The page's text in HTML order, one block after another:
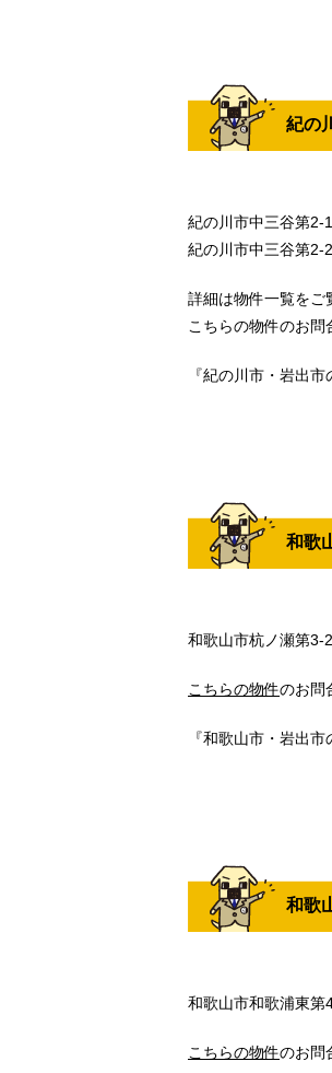
紀の
紀の川市中三谷第
紀の川市中三谷第2-
詳細は物件一覧をご
こちらの物件のお
『紀の川市・岩出
和歌
和歌山市杭ノ瀬第3-
こちらの物件のお問
『和歌山市・岩出
和歌
和歌山市和歌浦東
こちらの物件のお問